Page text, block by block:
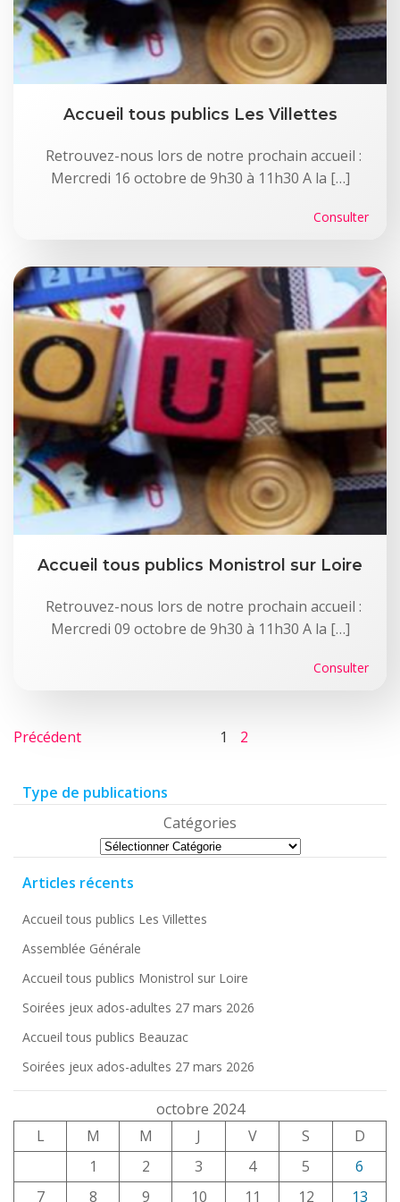
Accueil tous publics Les Villettes
Retrouvez-nous lors de notre prochain accueil :
Mercredi 16 octobre de 9h30 à 11h30 A la […]
Consulter
Accueil tous publics Monistrol sur Loire
Retrouvez-nous lors de notre prochain accueil :
Mercredi 09 octobre de 9h30 à 11h30 A la […]
Consulter
Posts
navigation
Précédent
navigation
Page
1 Page
2
Type de publications
Catégories
Articles récents
Accueil tous publics Les Villettes
Assemblée Générale
Accueil tous publics Monistrol sur Loire
Soirées jeux ados-adultes 27 mars 2026
Accueil tous publics Beauzac
Soirées jeux ados-adultes 27 mars 2026
octobre 2024
L
M M J V S
D
1
2 3 4 5
6
7
8 9 10 11 12 13